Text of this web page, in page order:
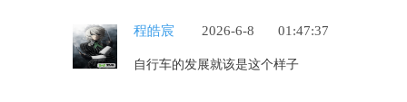
程皓宸 2026-6-8 01:47:37
自行车的发展就该是这个样子